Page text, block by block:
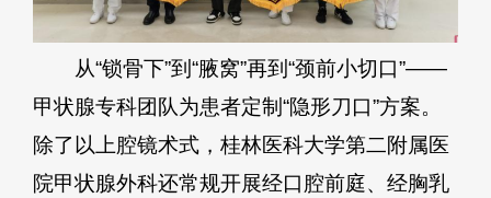
从“锁骨下”到“腋窝”再到“颈前小切口”——
甲状腺专科团队为患者定制“隐形刀口”方案。
除了以上腔镜术式，桂林医科大学第二附属医
院甲状腺外科还常规开展经口腔前庭、经胸乳